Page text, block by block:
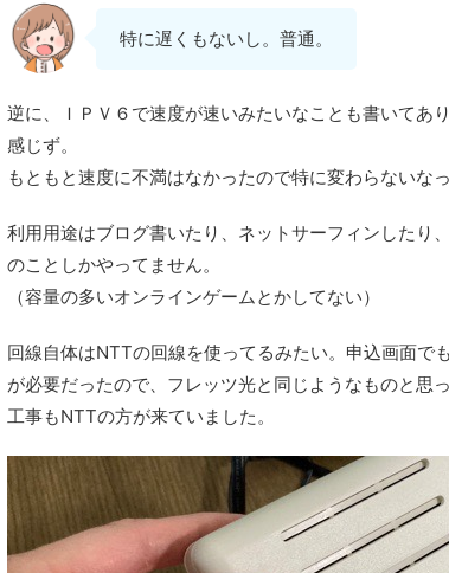
特に遅くもないし。普通。
逆に、ＩＰＶ６で速度が速いみたいなことも書いてあ
感じず。
もともと速度に不満はなかったので特に変わらないなっ
利用用途はブログ書いたり、ネットサーフィンしたり
のことしかやってません。
（容量の多いオンラインゲームとかしてない）
回線自体はNTTの回線を使ってるみたい。申込画面で
が必要だったので、フレッツ光と同じようなものと思
工事もNTTの方が来ていました。